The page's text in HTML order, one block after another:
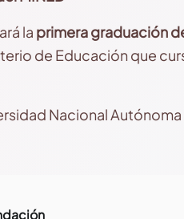
la primera graduación
de Educación que
Nacional Autónoma